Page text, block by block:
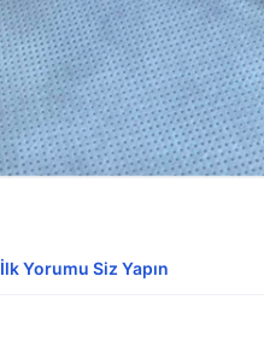
İlk Yorumu Siz Yapın